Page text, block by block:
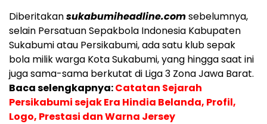
Diberitakansukabumiheadline.comsebelumnya,
selain Persatuan Sepakbola Indonesia Kabupaten
Sukabumi atau Persikabumi, ada satu klub sepak
bola milik warga Kota Sukabumi, yang hingga saat ini
juga sama-sama berkutat di Liga 3 Zona Jawa Barat.
Baca selengkapnya:Catatan Sejarah
Persikabumi sejak Era Hindia Belanda, Profil,
Logo, Prestasi dan Warna Jersey